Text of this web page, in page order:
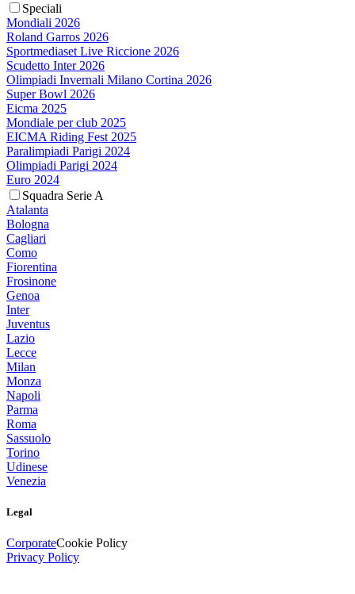
Speciali
Mondiali 2026
Roland Garros 2026
Sportmediaset Live Riccione 2026
Scudetto Inter 2026
Olimpiadi Invernali Milano Cortina 2026
Super Bowl 2026
Eicma 2025
Mondiale per club 2025
EICMA Riding Fest 2025
Paralimpiadi Parigi 2024
Olimpiadi Parigi 2024
Euro 2024
Squadra Serie A
Atalanta
Bologna
Cagliari
Como
Fiorentina
Frosinone
Genoa
Inter
Juventus
Lazio
Lecce
Milan
Monza
Napoli
Parma
Roma
Sassuolo
Torino
Udinese
Venezia
Legal
CorporateCookie Policy
Privacy Policy